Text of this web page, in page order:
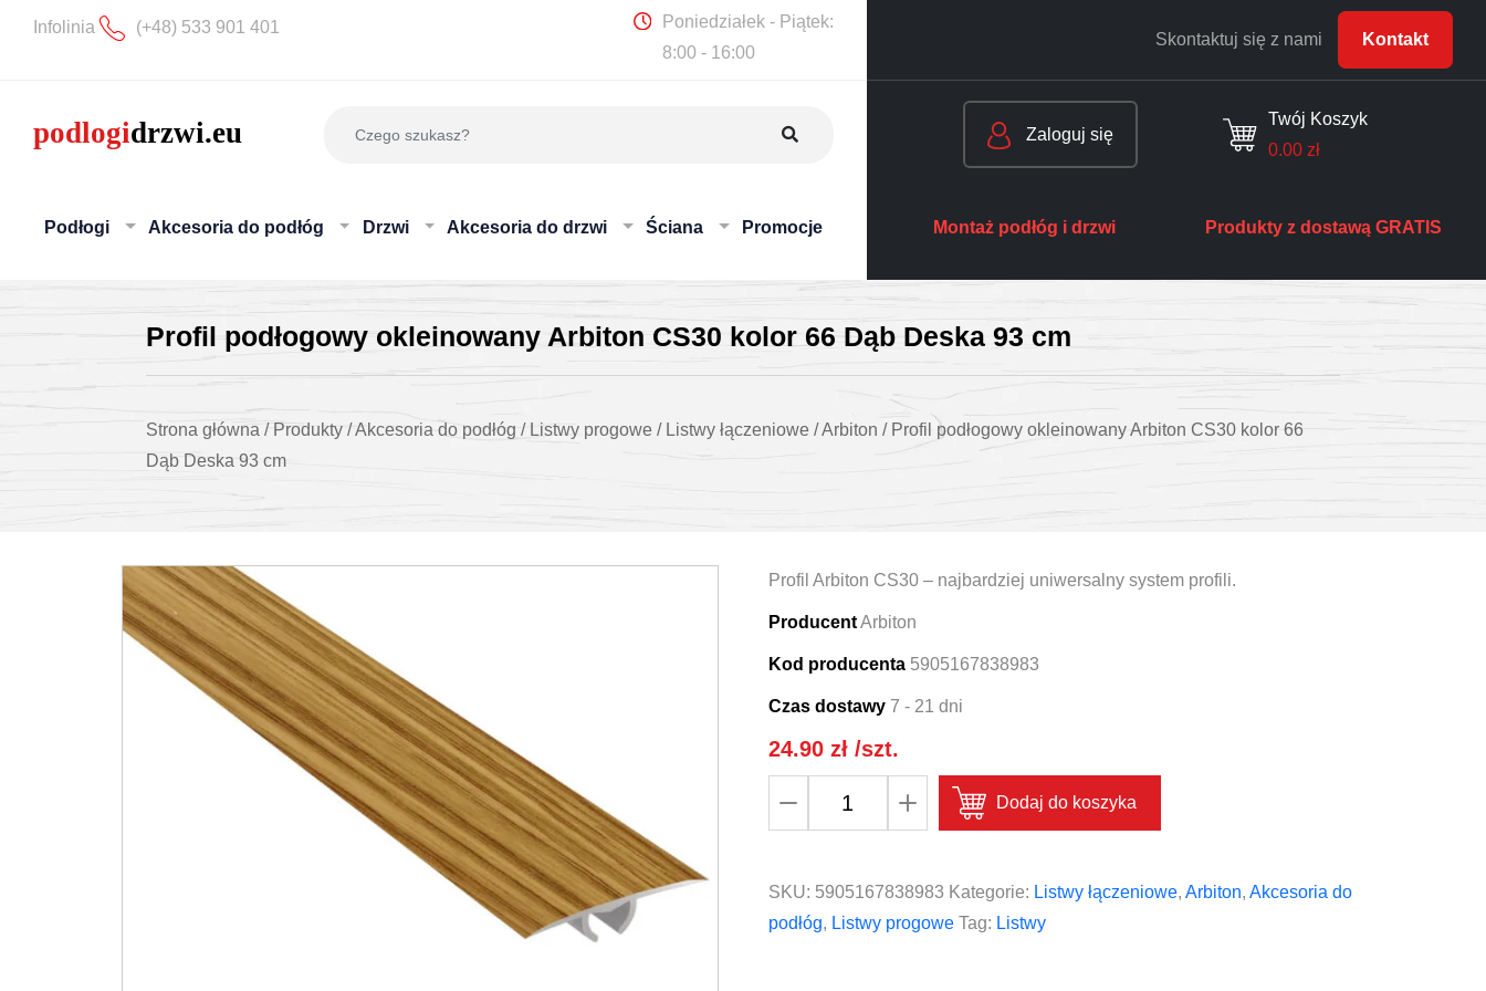
Infolinia (+48) 533 901 401
Poniedziałek - Piątek:
8:00 - 16:00
Skontaktuj się z nami Kontakt
Podłogi Akcesoria do podłóg Drzwi Akcesoria do drzwi Ściana Promocje
Zaloguj się
Twój Koszyk
0.00 zł
Montaż podłóg i drzwi Produkty z dostawą GRATIS
Profil podłogowy okleinowany Arbiton CS30 kolor 66 Dąb Deska 93 cm
Strona główna / Produkty /Akcesoria do podłóg / Listwy progowe / Listwy łączeniowe /Arbiton / Profil podłogowy okleinowany Arbiton CS30 kolor 66
Dąb Deska 93 cm
Profil Arbiton CS30 – najbardziej uniwersalny system profili.
Producent Arbiton
Kod producenta 5905167838983
Czas dostawy 7 - 21 dni
24.90 zł/szt.
okleinowany
Arbiton
Dodaj do koszyka
SKU: 5905167838983 Kategorie: Listwy łączeniowe, Arbiton, Akcesoria do
podłóg, Listwy progowe Tag: Listwy